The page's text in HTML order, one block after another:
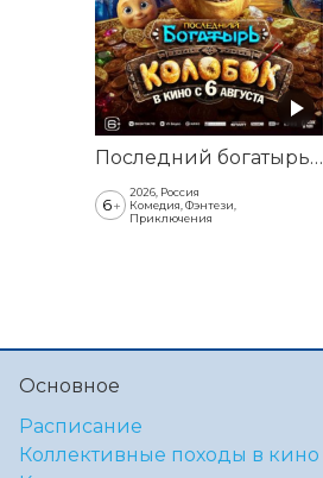
Последний богатырь. Колобок
6+
2026, Россия
Комедия, Фэнтези,
Приключения
Основное
Расписание
Коллективные походы в кино